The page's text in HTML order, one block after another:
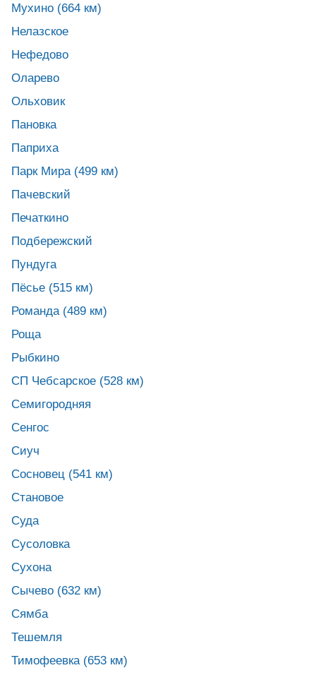
Мухино (664 км)
Нелазское
Нефедово
Оларево
Ольховик
Пановка
Паприха
Парк Мира (499 км)
Пачевский
Печаткино
Подбережский
Пундуга
Пёсье (515 км)
Романда (489 км)
Роща
Рыбкино
СП Чебсарское (528 км)
Семигородняя
Сенгос
Сиуч
Сосновец (541 км)
Становое
Суда
Сусоловка
Сухона
Сычево (632 км)
Сямба
Тешемля
Тимофеевка (653 км)